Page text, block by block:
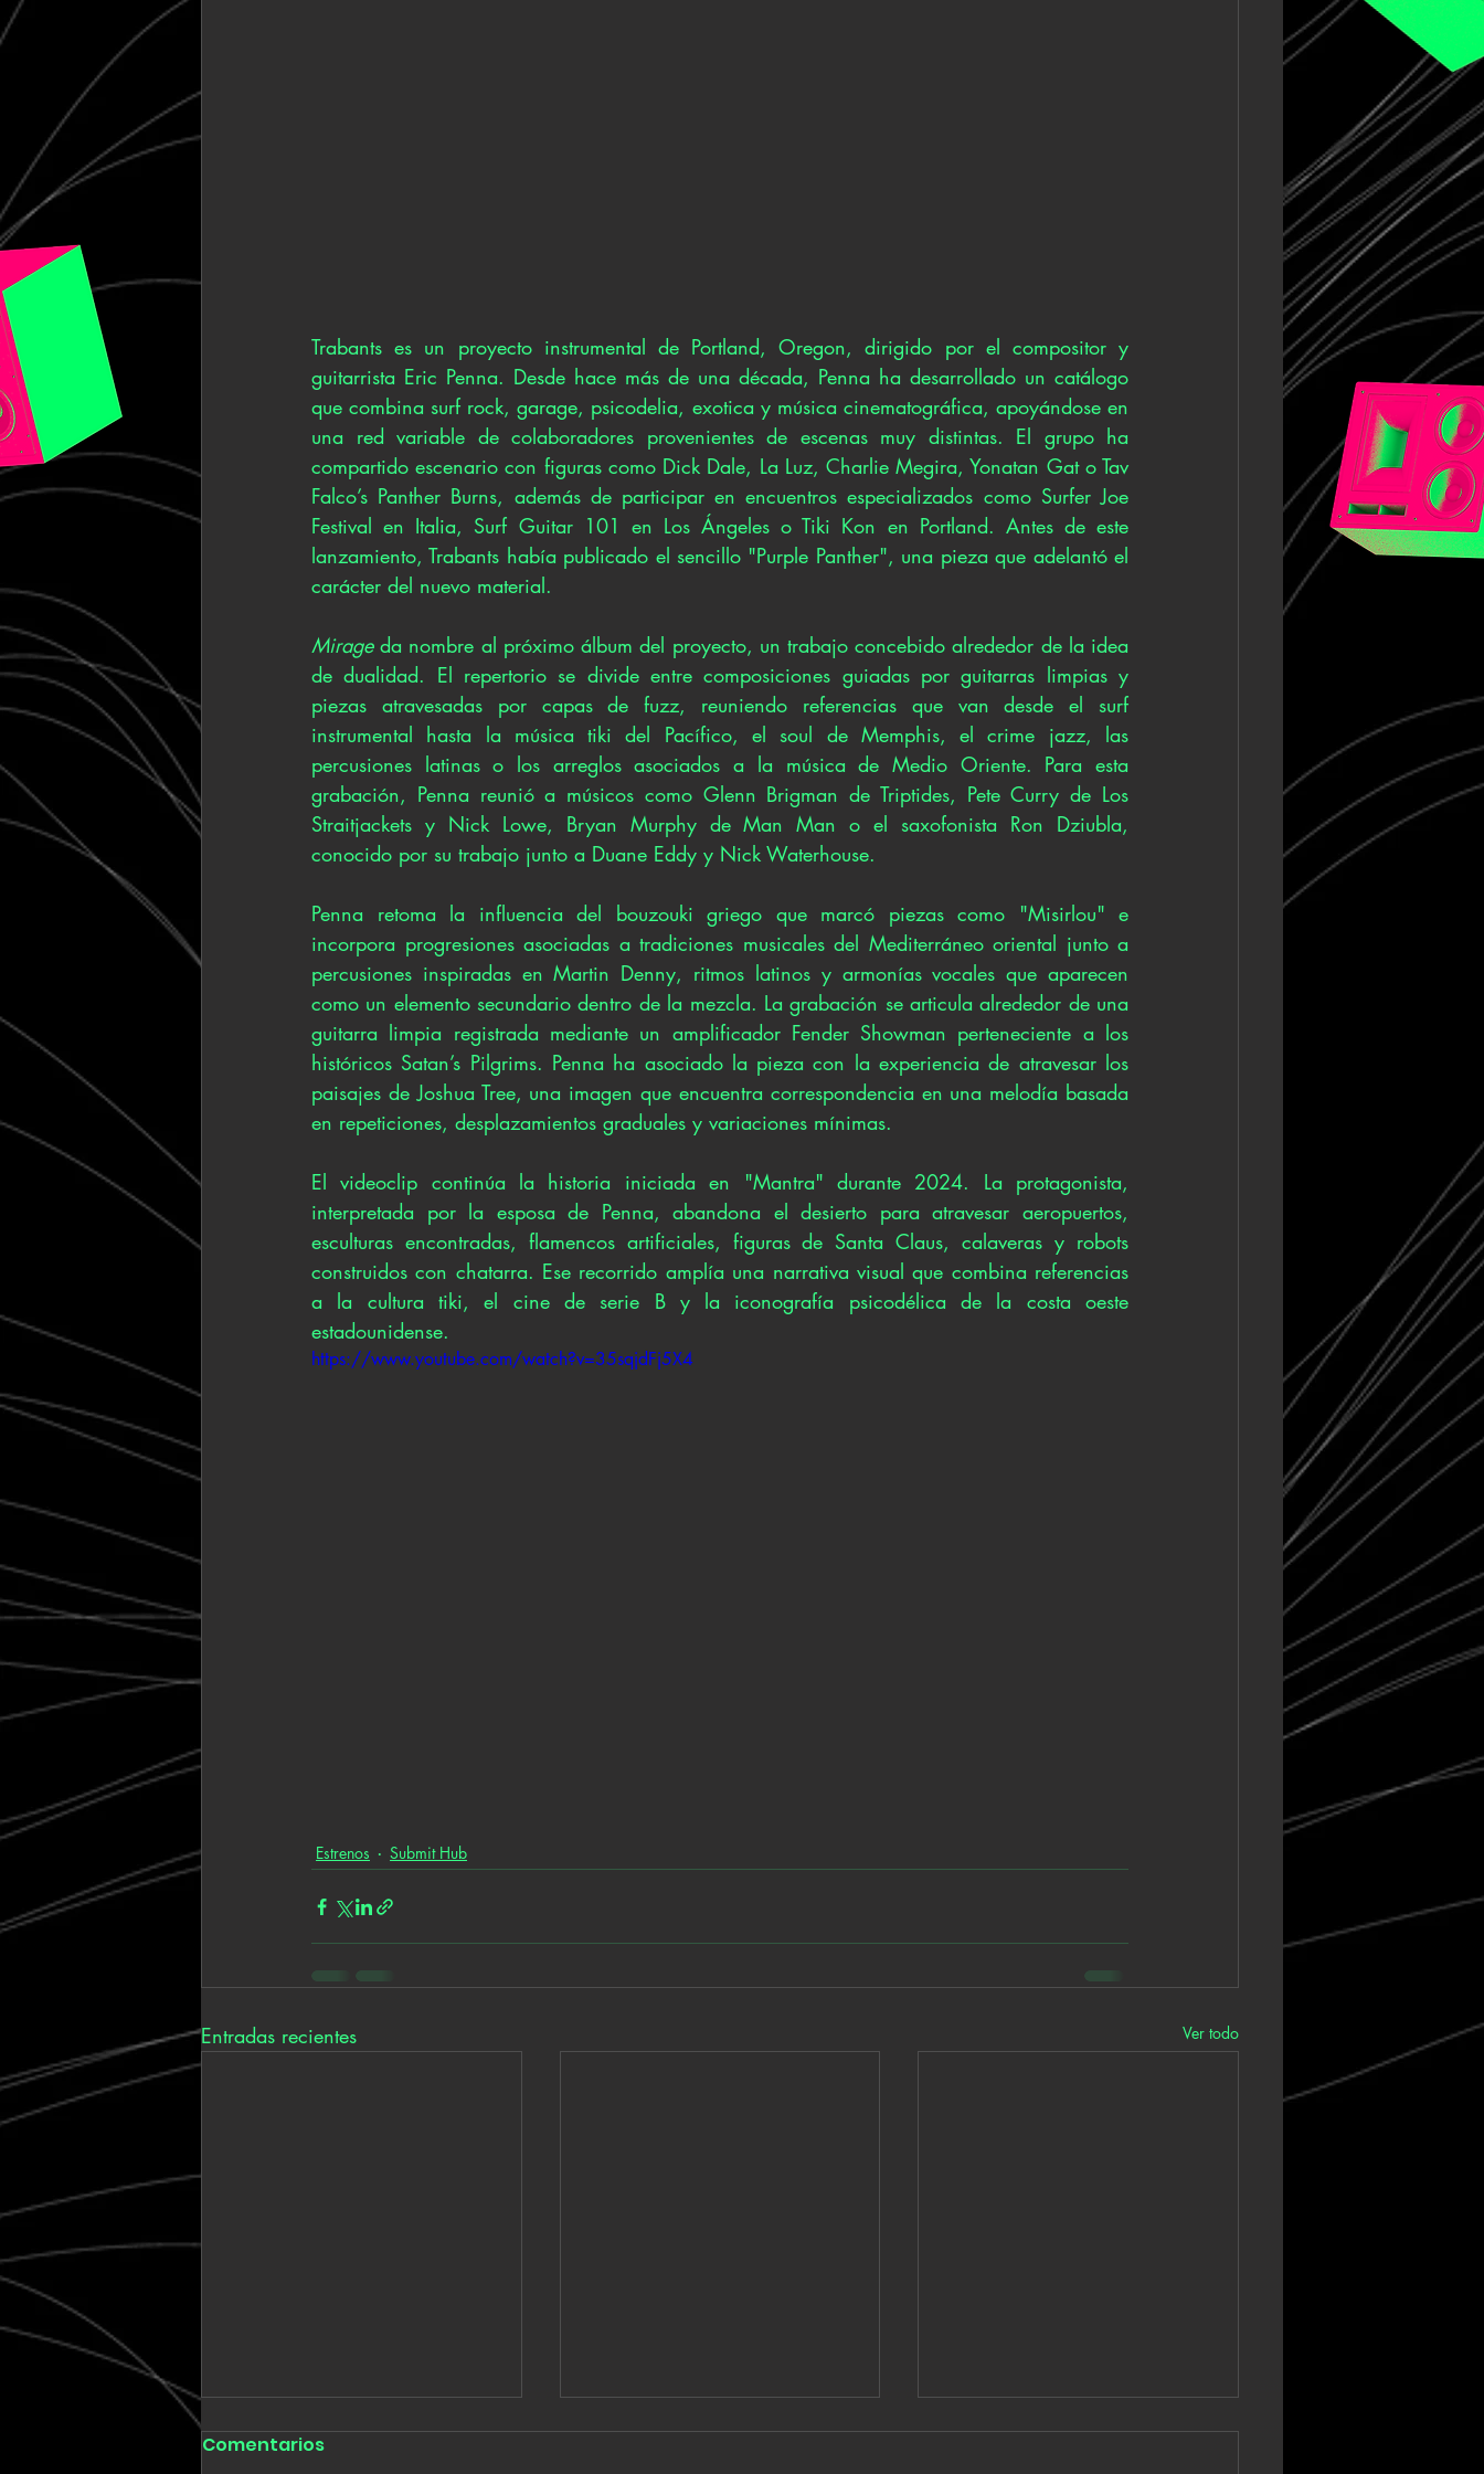
Trabants es un proyecto instrumental de Portland, Oregon, dirigido por el compositor y
guitarrista Eric Penna. Desde hace más de una década, Penna ha desarrollado un catálogo
que combina surf rock, garage, psicodelia, exotica y música cinematográfica, apoyándose en
una red variable de colaboradores provenientes de escenas muy distintas. El grupo ha
compartido escenario con figuras como Dick Dale, La Luz, Charlie Megira, Yonatan Gat o Tav
Falco’s Panther Burns, además de participar en encuentros especializados como Surfer Joe
Festival en Italia, Surf Guitar 101 en Los Ángeles o Tiki Kon en Portland. Antes de este
lanzamiento, Trabants había publicado el sencillo "Purple Panther", una pieza que adelantó el
carácter del nuevo material.
Mirage da nombre al próximo álbum del proyecto, un trabajo concebido alrededor de la idea
de dualidad. El repertorio se divide entre composiciones guiadas por guitarras limpias y
piezas atravesadas por capas de fuzz, reuniendo referencias que van desde el surf
instrumental hasta la música tiki del Pacífico, el soul de Memphis, el crime jazz, las
percusiones latinas o los arreglos asociados a la música de Medio Oriente. Para esta
grabación, Penna reunió a músicos como Glenn Brigman de Triptides, Pete Curry de Los
Straitjackets y Nick Lowe, Bryan Murphy de Man Man o el saxofonista Ron Dziubla,
conocido por su trabajo junto a Duane Eddy y Nick Waterhouse.
Penna retoma la influencia del bouzouki griego que marcó piezas como "Misirlou" e
incorpora progresiones asociadas a tradiciones musicales del Mediterráneo oriental junto a
percusiones inspiradas en Martin Denny, ritmos latinos y armonías vocales que aparecen
como un elemento secundario dentro de la mezcla. La grabación se articula alrededor de una
guitarra limpia registrada mediante un amplificador Fender Showman perteneciente a los
históricos Satan’s Pilgrims. Penna ha asociado la pieza con la experiencia de atravesar los
paisajes de Joshua Tree, una imagen que encuentra correspondencia en una melodía basada
en repeticiones, desplazamientos graduales y variaciones mínimas.
El videoclip continúa la historia iniciada en "Mantra" durante 2024. La protagonista,
interpretada por la esposa de Penna, abandona el desierto para atravesar aeropuertos,
esculturas encontradas, flamencos artificiales, figuras de Santa Claus, calaveras y robots
construidos con chatarra. Ese recorrido amplía una narrativa visual que combina referencias
a la cultura tiki, el cine de serie B y la iconografía psicodélica de la costa oeste
estadounidense.
https://www.youtube.com/watch?v=35sqjdFj5X4
Estrenos Submit Hub
Entradas recientes Ver todo
Comentarios